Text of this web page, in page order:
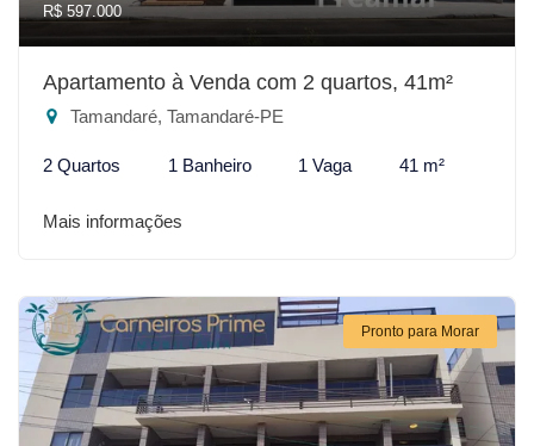
R$ 597.000
Apartamento à Venda com 2 quartos, 41m²
Tamandaré, Tamandaré-PE
2 Quartos 1 Banheiro 1 Vaga 41 m²
Mais informações
Pronto para Morar